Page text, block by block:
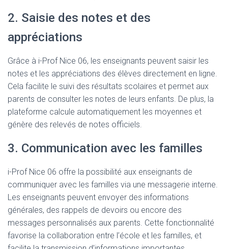
2. Saisie des notes et des
appréciations
Grâce à i-Prof Nice 06, les enseignants peuvent saisir les
notes et les appréciations des élèves directement en ligne.
Cela facilite le suivi des résultats scolaires et permet aux
parents de consulter les notes de leurs enfants. De plus, la
plateforme calcule automatiquement les moyennes et
génère des relevés de notes officiels.
3. Communication avec les familles
i-Prof Nice 06 offre la possibilité aux enseignants de
communiquer avec les familles via une messagerie interne.
Les enseignants peuvent envoyer des informations
générales, des rappels de devoirs ou encore des
messages personnalisés aux parents. Cette fonctionnalité
favorise la collaboration entre l’école et les familles, et